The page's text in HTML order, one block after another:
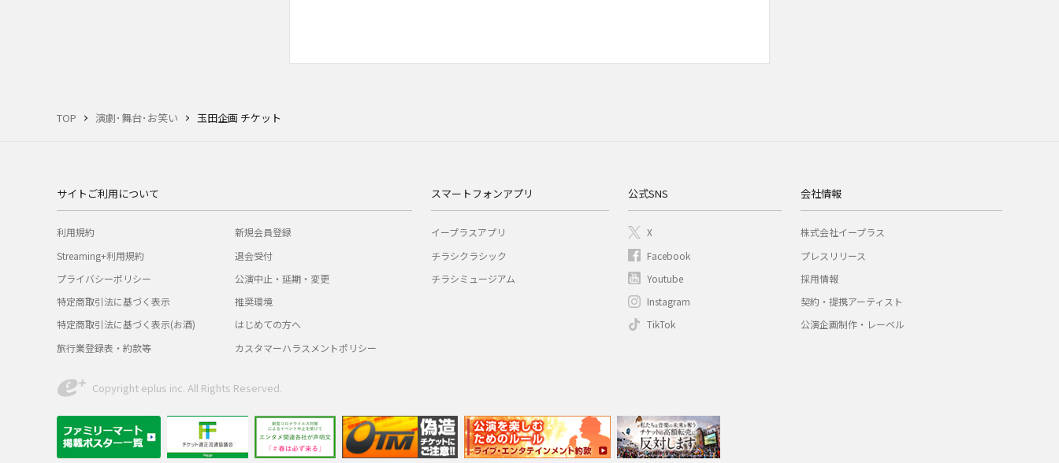
TOP 演劇･舞台･お笑い 玉田企画 チケット
サイトご利用について
利用規約
Streaming+利用規約
プライバシーポリシー
特定商取引法に基づく表示
特定商取引法に基づく表示(お酒)
旅行業登録表・約款等
新規会員登録
退会受付
公演中止・延期・変更
推奨環境
はじめての方へ
カスタマーハラスメントポリシー
スマートフォンアプリ
イープラスアプリ
チラシクラシック
チラシミュージアム
公式SNS
X
Facebook
Youtube
Instagram
TikTok
会社情報
株式会社イープラス
プレスリリース
採用情報
契約・提携アーティスト
公演企画制作・レーベル
Copyright eplus inc. All Rights Reserved.